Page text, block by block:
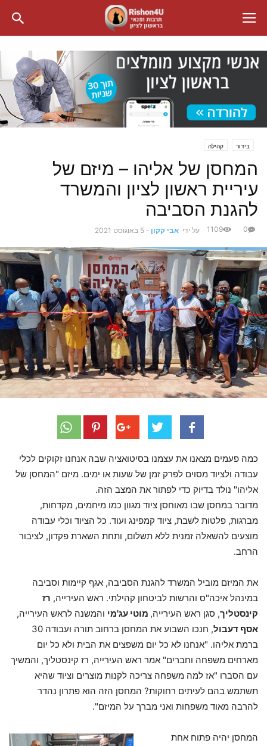
בידור קהילה
המחסן של אליהו – מיזם של
עיריית ראשון לציון והמשרד
להגנת הסביבה
על ידי אבי קקון - 5 באוגוסט 2021 0
1109
כמה פעמים מצאנו את עצמנו בסיטואציה שבה אנחנו זקוקים לכלי
עבודה ולציוד מסוים לפרק זמן של שעות או ימים. מיזם "המחסן של
אליהו" נולד בדיוק כדי לפתור את המצב הזה.
מדובר במחסן שבו מאוחסן ציוד מגוון כמו מיחמים, מקדחות,
מברגות, פלטות לשבת, ציוד קמפינג ועוד. כל הציוד וכלי עבודה
מוצעים להשאלה זמנית ללא תשלום, ותחת השארת פקדון, לציבור
הרחב.
את המיזם מוביל המשרד להגנת הסביבה, אגף קיימות וסביבה
במינהל איכה"ס והרשות לביטחון קהילתי. ראש העירייה, רז
קינסטליך, סגן ראש העירייה, מוטי עג'מי והמשנה לראש העירייה,
אסף דעבול
, חנכו השבוע את המחסן ברחוב תורה ועבודה 30
ברמת אליהו. "אנחנו לא כל יום משפצים את הבית ולא כל יום
מארחים משפחה וחברים" אמר ראש העירייה, רז קינסטליך, והמשיך
עם הסברו "אז למה משפחה צריכה לקנות מוצרים וציוד שהיא
תשתמש בהם לעיתים רחוקות? המחסן הזה הוא פתרון נהדר
להרבה מאוד משפחות ואני מברך על המיזם".
המחסן יהיה פתוח אחת